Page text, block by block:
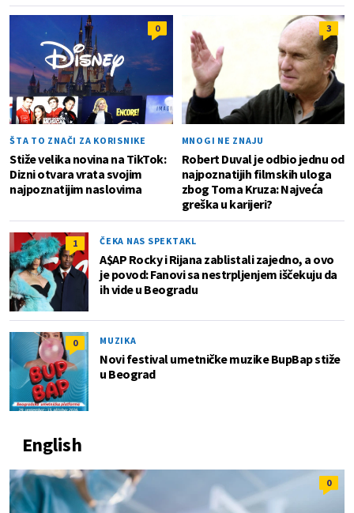
0
ŠTA TO ZNAČI ZA KORISNIKE
Stiže velika novina na TikTok:
Dizni otvara vrata svojim
najpoznatijim naslovima
3
MNOGI NE ZNAJU
Robert Duval je odbio jednu od
najpoznatijih filmskih uloga
zbog Toma Kruza: Najveća
greška u karijeri?
1 ČEKA NAS SPEKTAKL
A$AP Rocky i Rijana zablistali zajedno, a ovo
je povod: Fanovi sa nestrpljenjem iščekuju da
ih vide u Beogradu
0 MUZIKA
Novi festival umetničke muzike BupBap stiže
u Beograd
English
0